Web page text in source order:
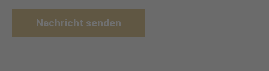
Nachricht senden